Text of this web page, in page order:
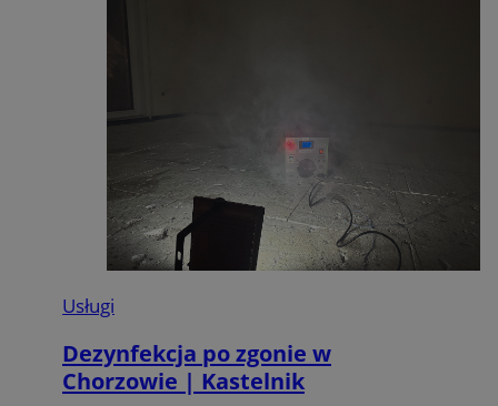
Usługi
Dezynfekcja po zgonie w
Chorzowie | Kastelnik